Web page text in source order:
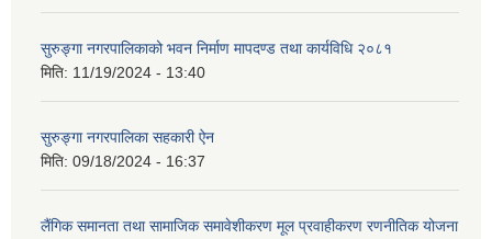
सुरुङ्गा नगरपालिकाको भवन निर्माण मापदण्ड तथा कार्यविधि २०८१
मिति: 11/19/2024 - 13:40
सुरुङ्गा नगरपालिका सहकारी ऐन
मिति: 09/18/2024 - 16:37
लैंगिक समानता तथा सामाजिक समावेशीकरण मूल प्रवाहीकरण रणनीतिक योजना